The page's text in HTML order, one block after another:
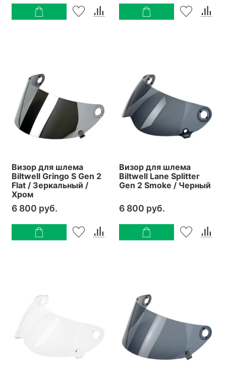
Визор для шлема
Biltwell Gringo S Gen 2
Flat / Зеркальный /
Хром
6 800 руб.
Визор для шлема
Biltwell Lane Splitter
Gen 2 Smoke / Черный
6 800 руб.